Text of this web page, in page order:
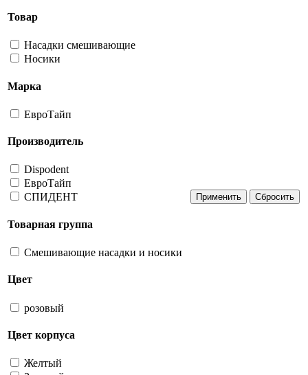
Товар
Насадки смешивающие
Носики
Марка
ЕвроТайп
Производитель
Dispodent
ЕвроТайп
СПИДЕНТ
Товарная группа
Смешивающие насадки и носики
Цвет
розовый
Цвет корпуса
Желтый